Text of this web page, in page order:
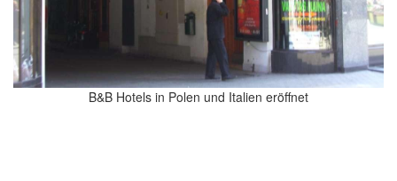
B&B Hotels in Polen und Italien eröffnet